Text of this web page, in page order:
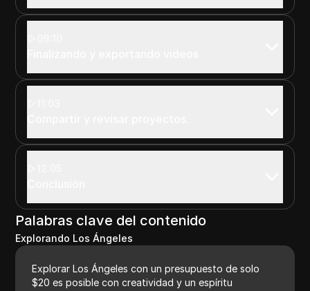
Palabras clave del contenido
Explorando Los Ángeles
Explorar Los Ángeles con un presupuesto de solo
$20 es posible con creatividad y un espíritu